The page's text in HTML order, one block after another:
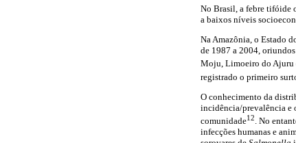
No Brasil, a febre tifóide
a baixos níveis
Na Amazônia, o Estado
de 1987 a 2004,
Moju, Limoeiro do Ajuru
registrado o primeiro
O conhecimento da
incidência/prevalência e
comunidade12. No
infecções humanas e